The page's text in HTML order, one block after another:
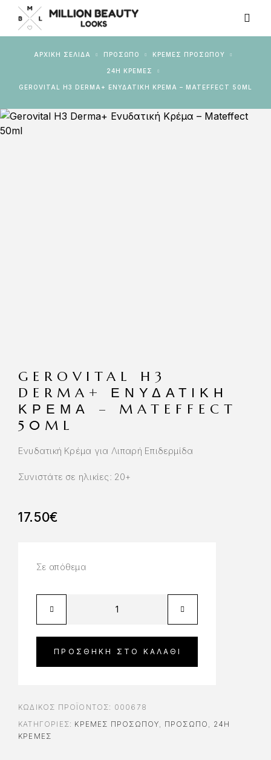
ΑΡΧΙΚΉ ΣΕΛΊΔΑ ΠΡΟΣΩΠΟ ΚΡΈΜΕΣ ΠΡΟΣΏΠΟΥ
24H ΚΡΈΜΕΣ
GEROVITAL H3 DERMA+ ΕΝΥΔΑΤΙΚΉ ΚΡΈΜΑ – MATEFFECT 50ML
GEROVITAL H3
DERMA+ ΕΝΥΔΑΤΙΚΉ
ΚΡΈΜΑ – MATEFFECT
50ML
Ενυδατική Κρέμα για Λιπαρή Επιδερμίδα
Συνιστάτε σε ηλικίες: 20+
17.50€
Σε απόθεμα
ΠΡΟΣΘΉΚΗ ΣΤΟ ΚΑΛΆΘΙ
ΚΩΔΙΚΌΣ ΠΡΟΪΌΝΤΟΣ: 000678
ΚΑΤΗΓΟΡΊΕΣ: ΚΡΈΜΕΣ ΠΡΟΣΏΠΟΥ, ΠΡΟΣΩΠΟ , 24H
ΚΡΈΜΕΣ